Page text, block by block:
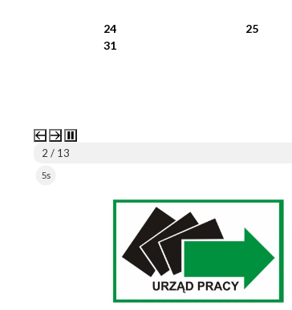
24 25
31
2 / 13
5s